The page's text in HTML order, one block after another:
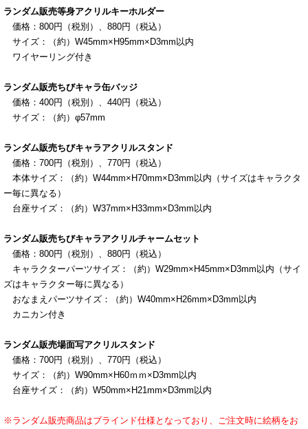
ランダム販売等身アクリルキーホルダー
価格：800円（税別）、880円（税込）
サイズ：（約）W45mm×H95mm×D3mm以内
ワイヤーリング付き
ランダム販売ちびキャラ缶バッジ
価格： 400円（税別）、 440円（税込）
サイズ：（約）φ57mm
ランダム販売ちびキャラアクリルスタンド
価格：700円（税別）、770円（税込）
本体サイズ：（約）W44mm×H70mm×D3mm以内（サイズはキャラクタ
ー毎に異なる）
台座サイズ：（約）W37mm×H33mm×D3mm以内
ランダム販売ちびキャラアクリルチャームセット
価格：800円（税別）、880円（税込）
キャラクターパーツサイズ：（約）W29mm×H45mm×D3mm以内（サイ
ズはキャラクター毎に異なる）
おなまえパーツサイズ：（約）W40mm×H26mm×D3mm以内
カニカン付き
ランダム販売場面写アクリルスタンド
価格：700円（税別）、770円（税込）
サイズ：（約）W90mm×H60ｍｍ×D3mm以内
台座サイズ：（約）W50mm×H21mm×D3mm以内
※ランダム販売商品はブラインド仕様となっており、ご注文時に絵柄をお